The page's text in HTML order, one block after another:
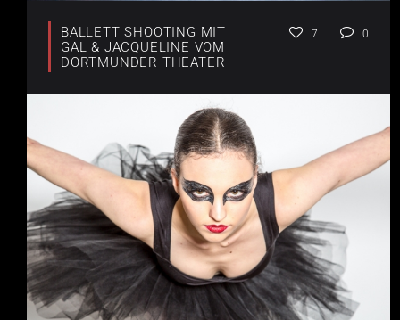
BALLETT SHOOTING MIT
GAL & JACQUELINE VOM
DORTMUNDER THEATER
7 0